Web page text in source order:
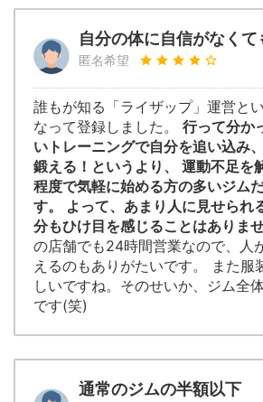
自分の体に自信がなくて
匿名希望
誰もが知る「ライザップ」運営と
なって登録しました。 行って分か
いトレーニングで自分を追い込み
鍛える！というより、 運動不足を
程度で気軽に始める方の多いジム
す。 よって、あまり人に見せられ
分もひけ目を感じることはありませ
の店舗でも24時間営業なので、人
えるのもありがたいです。 また服
しいですね。そのせいか、ジム全
です(笑)
通常のジムの半額以下